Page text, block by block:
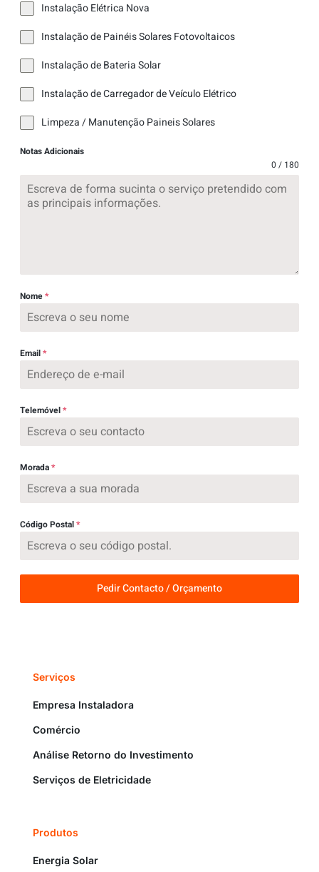
Instalação Elétrica Nova
Instalação de Painéis Solares Fotovoltaicos
Instalação de Bateria Solar
Instalação de Carregador de Veículo Elétrico
Limpeza / Manutenção Paineis Solares
Notas Adicionais
0 / 180
Nome*
Email*
Telemóvel*
Morada*
Código Postal*
Pedir Contacto / Orçamento
Serviços
Empresa Instaladora
Comércio
Análise Retorno do Investimento
Serviços de Eletricidade
Produtos
Energia Solar